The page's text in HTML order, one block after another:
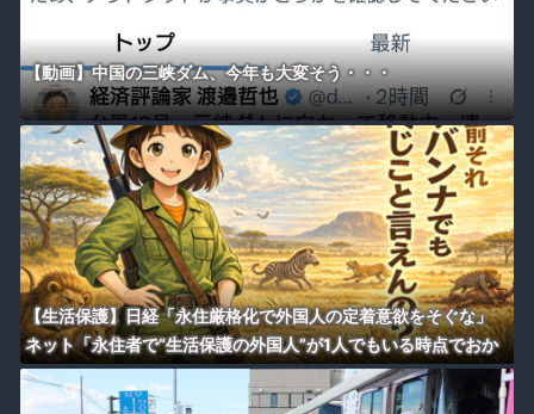
【動画】中国の三峡ダム、今年も大変そう・・・
【生活保護】日経「永住厳格化で外国人の定着意欲をそぐな」
ネット「永住者で“生活保護の外国人”が1人でもいる時点でおか
しい」